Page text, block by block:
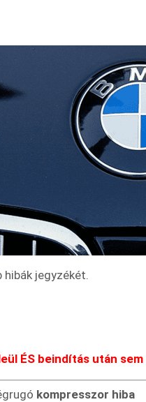
hibák jegyzékét.
ÉS beindítás után
kompresszor hiba